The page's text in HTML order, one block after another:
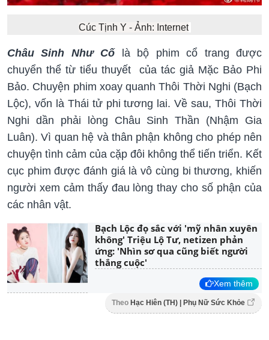
Cúc Tịnh Y - Ảnh: Internet
Châu Sinh Như Cố
là bộ phim cổ trang được
chuyển thể từ tiểu thuyết của tác giả Mặc Bảo Phi
Bảo. Chuyện phim xoay quanh Thôi Thời Nghi (Bạch
Lộc), vốn là Thái tử phi tương lai. Về sau, Thôi Thời
Nghi dần phải lòng Châu Sinh Thần (Nhậm Gia
Luân). Vì quan hệ và thân phận không cho phép nên
chuyện tình cảm của cặp đôi không thể tiến triển. Kết
cục phim được đánh giá là vô cùng bi thương, khiến
người xem cảm thấy đau lòng thay cho số phận của
các nhân vật.
Bạch Lộc đọ sắc với 'mỹ nhân xuyên
không' Triệu Lộ Tư, netizen phản
ứng: 'Nhìn sơ qua cũng biết người
thắng cuộc'
Xem thêm
Theo Hạc Hiên (TH) | Phụ Nữ Sức Khỏe